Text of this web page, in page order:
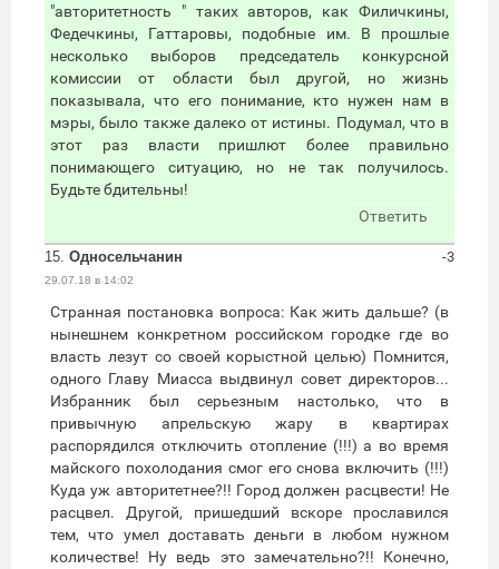
"авторитетность " таких авторов, как Филичкины,
Федечкины, Гаттаровы, подобные им. В прошлые
несколько выборов председатель конкурсной
комиссии от области был другой, но жизнь
показывала, что его понимание, кто нужен нам в
мэры, было также далеко от истины. Подумал, что в
этот раз власти пришлют более правильно
понимающего ситуацию, но не так получилось.
Будьте бдительны!
Ответить
15. Односельчанин
29.07.18 в 14:02
-3
Странная постановка вопроса: Как жить дальше? (в
нынешнем конкретном российском городке где во
власть лезут со своей корыстной целью) Помнится,
одного Главу Миасса выдвинул совет директоров...
Избранник был серьезным настолько, что в
привычную апрельскую жару в квартирах
распорядился отключить отопление (!!!) а во время
майского похолодания смог его снова включить (!!!)
Куда уж авторитетнее?!! Город должен расцвести! Не
расцвел. Другой, пришедший вскоре прославился
тем, что умел доставать деньги в любом нужном
количестве! Ну ведь это замечательно?!! Конечно,